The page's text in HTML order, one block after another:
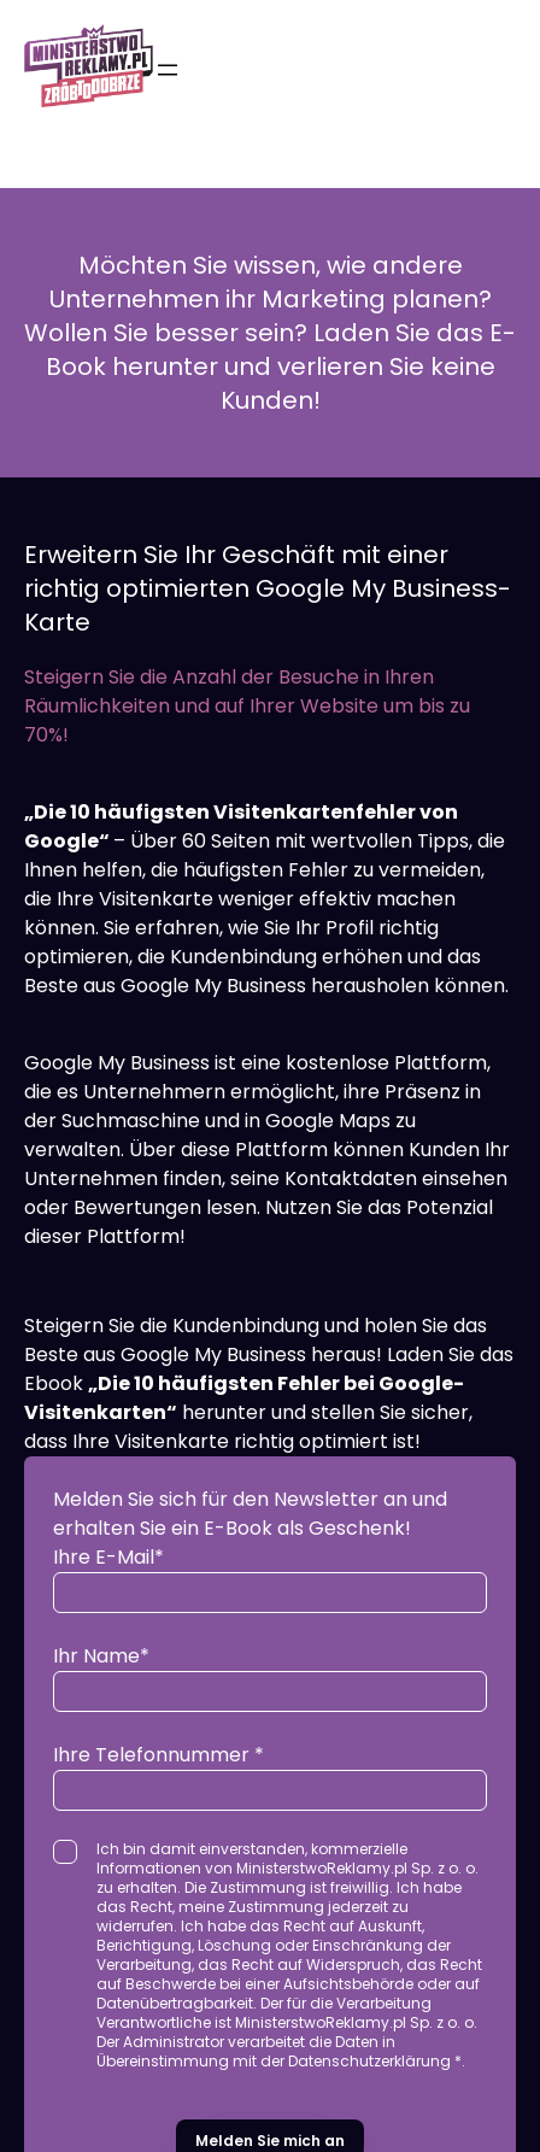
Inhalt
springen
Möchten Sie wissen, wie andere
Unternehmen ihr Marketing planen?
Wollen Sie besser sein? Laden Sie das E-
Book herunter und verlieren Sie keine
Kunden!
Erweitern Sie Ihr Geschäft mit einer
richtig optimierten Google My Business-
Karte
Steigern Sie die Anzahl der Besuche in Ihren
Räumlichkeiten und auf Ihrer Website um bis zu
70%!
„Die 10 häufigsten Visitenkartenfehler von
Google“ – Über 60 Seiten mit wertvollen Tipps, die
Ihnen helfen, die häufigsten Fehler zu vermeiden,
die Ihre Visitenkarte weniger effektiv machen
können. Sie erfahren, wie Sie Ihr Profil richtig
optimieren, die Kundenbindung erhöhen und das
Beste aus Google My Business herausholen können.
Google My Business ist eine kostenlose Plattform,
die es Unternehmern ermöglicht, ihre Präsenz in
der Suchmaschine und in Google Maps zu
verwalten. Über diese Plattform können Kunden Ihr
Unternehmen finden, seine Kontaktdaten einsehen
oder Bewertungen lesen. Nutzen Sie das Potenzial
dieser Plattform!
Steigern Sie die Kundenbindung und holen Sie das
Beste aus Google My Business heraus! Laden Sie das
Ebook„Die 10 häufigsten Fehler bei Google-
Visitenkarten“ herunter und stellen Sie sicher,
dass Ihre Visitenkarte richtig optimiert ist!
Melden Sie sich für den Newsletter an und
erhalten Sie ein E-Book als Geschenk!
Ihre E-Mail*
Ihr Name*
Ihre Telefonnummer *
Ich bin damit einverstanden, kommerzielle
Informationen von MinisterstwoReklamy.pl Sp. z o. o.
zu erhalten. Die Zustimmung ist freiwillig. Ich habe
das Recht, meine Zustimmung jederzeit zu
widerrufen. Ich habe das Recht auf Auskunft,
Berichtigung, Löschung oder Einschränkung der
Verarbeitung, das Recht auf Widerspruch, das Recht
auf Beschwerde bei einer Aufsichtsbehörde oder auf
Datenübertragbarkeit. Der für die Verarbeitung
Verantwortliche ist MinisterstwoReklamy.pl Sp. z o. o.
Der Administrator verarbeitet die Daten in
Übereinstimmung mit der Datenschutzerklärung *.
Melden Sie mich an